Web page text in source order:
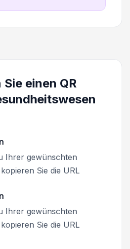
einen QR
Ihrer gewünschten
Sie die URL
Ihrer gewünschten
Sie die URL